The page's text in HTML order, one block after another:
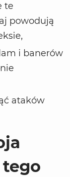
te
powodują
i banerów
ataków